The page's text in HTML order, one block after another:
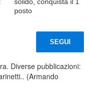
posto
SEGUI
Diverse pubblicazioni:
(Armando